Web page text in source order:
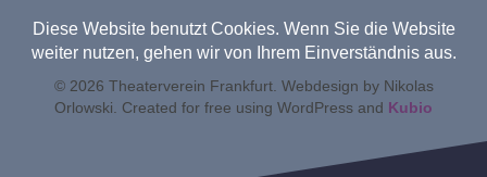
Diese Website benutzt Cookies. Wenn Sie die Website
weiter nutzen, gehen wir von Ihrem Einverständnis aus.
© 2026 Theaterverein Frankfurt. Webdesign by Nikolas
Orlowski. Created for free using WordPress and Kubio